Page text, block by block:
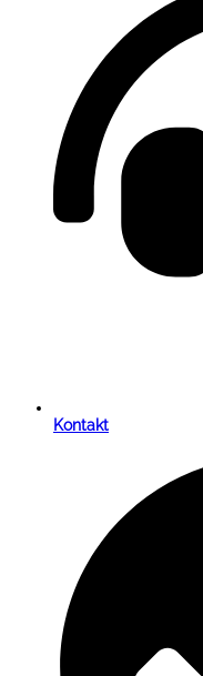
Kontakt